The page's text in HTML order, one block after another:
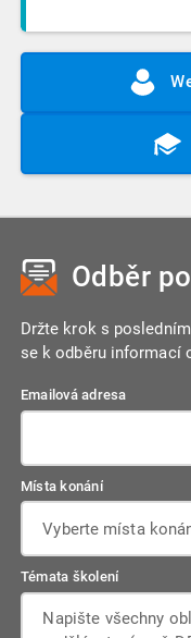
Odběr
Držte krok s
se k odběru informací
Emailová adresa
Místa konání
Vyberte místa
Témata školení